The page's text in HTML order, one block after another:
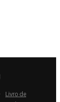
Livro de